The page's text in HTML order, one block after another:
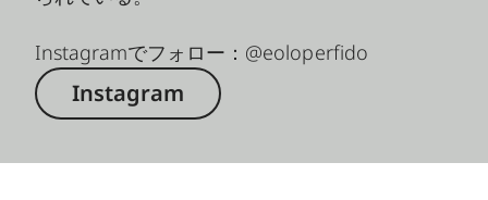
Instagramでフォロー：@eoloperfido
Instagram